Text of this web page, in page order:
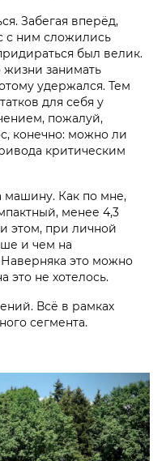
Забегая вперёд,
с ним сложились
был велик.
занимать
удержался. Тем
для себя у
пожалуй,
конечно: можно ли
критическим
машину. Как по мне,
менее 4,3
этом, при личной
и чем на
это можно
это не хотелось.
Всё в рамках
сегмента.